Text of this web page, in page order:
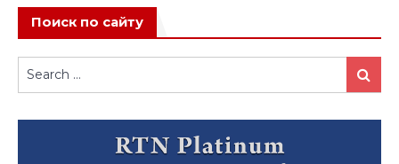
Поиск по сайту
for:
Search